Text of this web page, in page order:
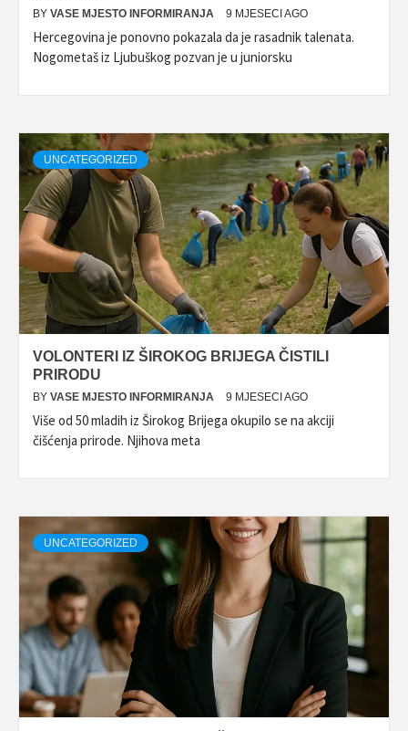
BY VASE MJESTO INFORMIRANJA 9 MJESECI AGO
Hercegovina je ponovno pokazala da je rasadnik talenata.
Nogometaš iz Ljubuškog pozvan je u juniorsku
UNCATEGORIZED
VOLONTERI IZ ŠIROKOG BRIJEGA ČISTILI
PRIRODU
BY VASE MJESTO INFORMIRANJA 9 MJESECI AGO
Više od 50 mladih iz Širokog Brijega okupilo se na akciji
čišćenja prirode. Njihova meta
UNCATEGORIZED